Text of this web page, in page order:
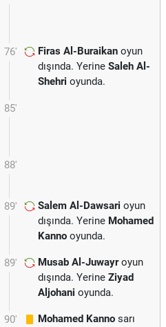
76' Firas Al-Buraikan oyun
dışında. Yerine Saleh Al-
Shehri oyunda.
85'
88'
89' Salem Al-Dawsari oyun
dışında. Yerine Mohamed
Kanno oyunda.
89' Musab Al-Juwayroyun
dışında. Yerine Ziyad
Aljohani oyunda.
90' Mohamed Kanno sarı